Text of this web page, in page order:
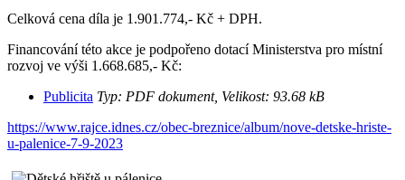
Celková cena díla je 1.901.774,- Kč + DPH.
Financování této akce je podpořeno dotací Ministerstva pro místní
rozvoj ve výši 1.668.685,- Kč:
Publicita Typ: PDF dokument, Velikost: 93.68 kB
https://www.rajce.idnes.cz/obec-breznice/album/nove-detske-hriste-
u-palenice-7-9-2023